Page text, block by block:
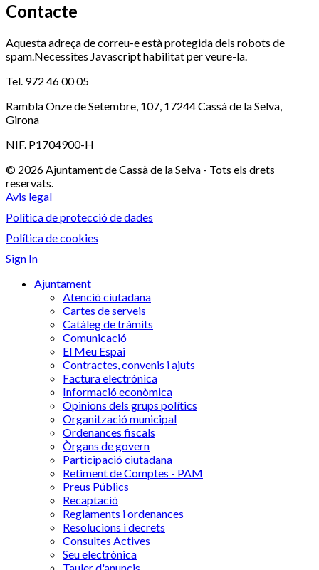
Contacte
Aquesta adreça de correu-e està protegida dels robots de
spam.Necessites Javascript habilitat per veure-la.
Tel. 972 46 00 05
Rambla Onze de Setembre, 107, 17244 Cassà de la Selva,
Girona
NIF. P1704900-H
© 2026 Ajuntament de Cassà de la Selva - Tots els drets
reservats.
Avis legal
Política de protecció de dades
Política de cookies
Sign In
Ajuntament
Atenció ciutadana
Cartes de serveis
Catàleg de tràmits
Comunicació
El Meu Espai
Contractes, convenis i ajuts
Factura electrònica
Informació econòmica
Opinions dels grups polítics
Organització municipal
Ordenances fiscals
Òrgans de govern
Participació ciutadana
Retiment de Comptes - PAM
Preus Públics
Recaptació
Reglaments i ordenances
Resolucions i decrets
Consultes Actives
Seu electrònica